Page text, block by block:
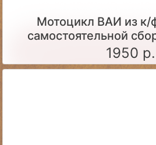
Мотоцикл ВАИ из к/
самостоятельной
1950 р.